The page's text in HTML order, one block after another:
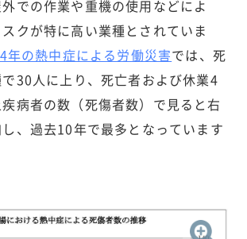
での作業や重機の使用などによ
クが特に高い業種とされていま
年の熱中症による労働災害では、死
30人に上り、死亡者および休業4
病者の数（死傷者数）で見ると右
、過去10年で最多となっています